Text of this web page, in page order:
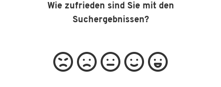
Wie zufrieden sind Sie mit den
Suchergebnissen?